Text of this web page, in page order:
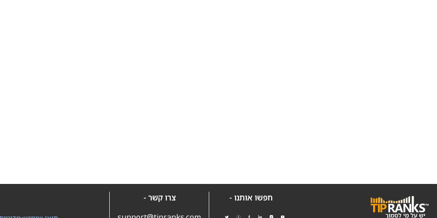
חפשו אותנו -
צרו קשר -